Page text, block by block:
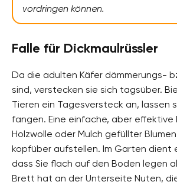
vordringen können.
Falle für Dickmaulrüssler
Da die adulten Käfer dämmerungs-
sind, verstecken sie sich tagsüber.
Tieren ein Tagesversteck an, lassen
fangen. Eine einfache, aber effektive
Holzwolle oder Mulch gefüllter
kopfüber aufstellen. Im Garten dient
dass Sie flach auf den Boden legen
Brett hat an der Unterseite Nuten,